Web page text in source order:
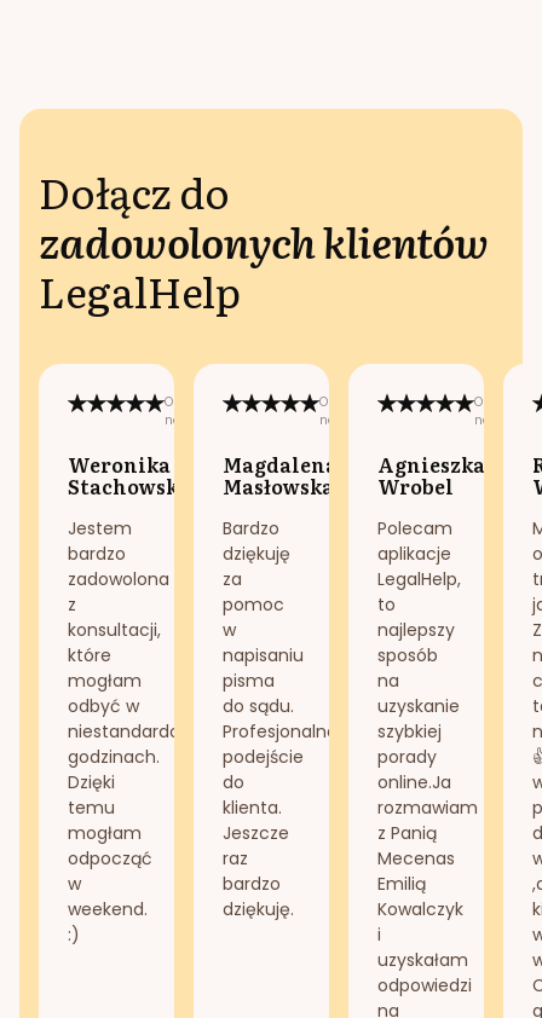
Dołącz do
zadowolonych klientów
LegalHelp
Opublikowano
na:
Weronika
Stachowska
Jestem
bardzo
zadowolona
z
konsultacji,
które
mogłam
odbyć w
niestandardowych
godzinach.
Dzięki
temu
mogłam
odpocząć
w
weekend.
:)
Opublikowano
na:
Magdalena
Masłowska
Bardzo
dziękuję
za
pomoc
w
napisaniu
pisma
do sądu.
Profesjonalne
podejście
do
klienta.
Jeszcze
raz
bardzo
dziękuję.
na:
Agnieszka
Wrobel
Polecam
aplikacje
LegalHelp,
to
najlepszy
sposób
na
uzyskanie
szybkiej
porady
online.Ja
rozmawiam
z Panią
Mecenas
Emilią
Kowalczyk
i
uzyskałam
odpowiedzi
na